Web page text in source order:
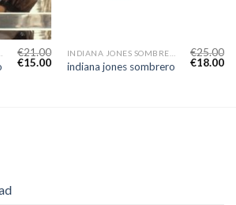
€21.00
€15.00 indiana jones sombrero
€25.00
€18.00